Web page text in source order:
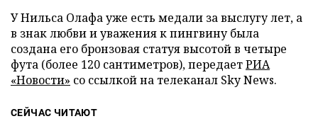
У Нильса Олафа уже есть медали за выслугу лет, а
в знак любви и уважения к пингвину была
создана его бронзовая статуя высотой в четыре
фута (более 120 сантиметров), передаетРИА
«Новости» со ссылкой на телеканал Sky News.
СЕЙЧАС ЧИТАЮТ